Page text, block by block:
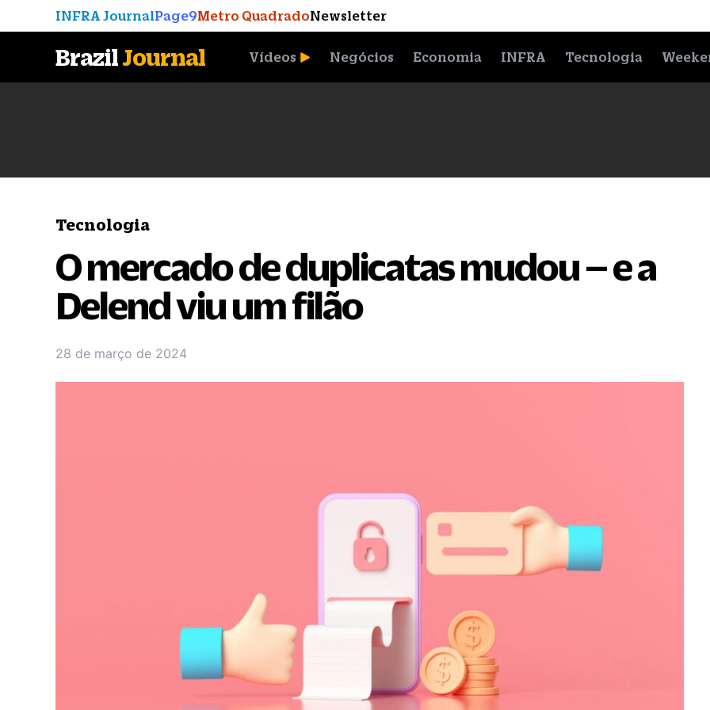
INFRA JournalPage9Metro QuadradoNewsletter
BrazilJournal Vídeos Negócios Economia INFRA Tecnologia
Tecnologia
O mercado de duplicatas mudou – e a
Delend viu um filão
28 de março de 2024